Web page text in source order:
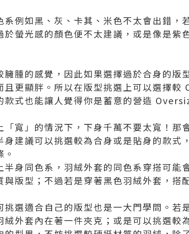
系例如黑、灰、卡其、米色不太會出錯，
螢光感的顏色便不太建議，或是像是紫
腫的感覺，因此如果選擇過於合身的版
且更顯胖。所以在版型挑選上可以選擇
款式也能讓人覺得你是蓄意的營造
「寬」的情況下，下身千萬不要太寬！那
建議可以挑選較為合身或是貼身的款式
身同色系，羽絨外套的同色系穿搭可能
與版型；不過若是穿著黑色羽絨外套，搭
選適合自己的版型也是一大門學問。若
外套內在著一件夾克；或是可以挑選較